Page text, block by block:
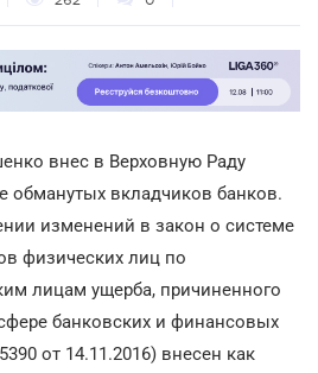
внес в Верховную Раду
обманутых вкладчиков банков.
изменений в закон о системе
физических лиц по
лицам ущерба, причиненного
банковских и финансовых
от 14.11.2016) внесен как